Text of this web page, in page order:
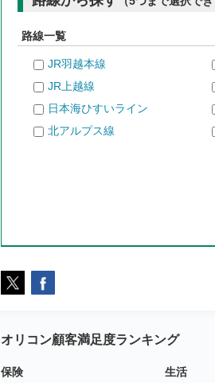
路線一覧
JR羽越本線
JR上越線
日本海ひすいライン
北アルプス線
オリコン顧客満足度ランキング
保険
生活